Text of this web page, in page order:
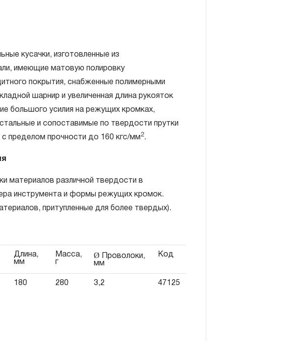
кусачки, изготовленные из
имеющие матовую полировку
покрытия, снабженные полимерными
шарнир и увеличенная длина рукояток
большого усилия на режущих кромках,
и сопоставимые по твердости прутки
с пределом прочности до 160 кгс/мм 2.
материалов различной твердости в
инструмента и формы режущих кромок.
притупленные для более твердых).
Длина,
мм
Масса,
г
Ø Проволоки,
мм
Код
180 280 3,2 47125
ГАРАНТИЯ».
ГАРАНТИЯ» включает в себя признание
эксплуатации изделия, а также замена или
было установлено, что производитель
изделия некачественные материалы или
процессе его производства.
предоставляется при условии
и хранения, применяемых для ручного